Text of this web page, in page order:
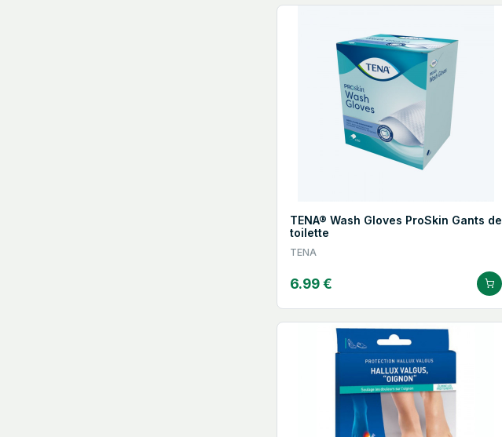
TENA® Wash Gloves ProSkin Gants de
toilette
TENA
6.99 €